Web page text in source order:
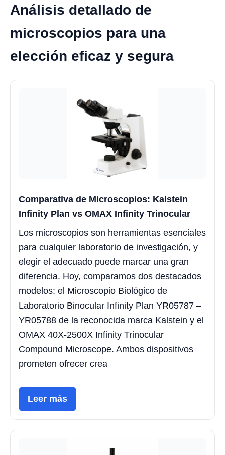
Análisis detallado de
microscopios para una
elección eficaz y segura
Comparativa de Microscopios: Kalstein
Infinity Plan vs OMAX Infinity Trinocular
Los microscopios son herramientas esenciales
para cualquier laboratorio de investigación, y
elegir el adecuado puede marcar una gran
diferencia. Hoy, comparamos dos destacados
modelos: el Microscopio Biológico de
Laboratorio Binocular Infinity Plan YR05787 –
YR05788 de la reconocida marca Kalstein y el
OMAX 40X-2500X Infinity Trinocular
Compound Microscope. Ambos dispositivos
prometen ofrecer crea
Leer más